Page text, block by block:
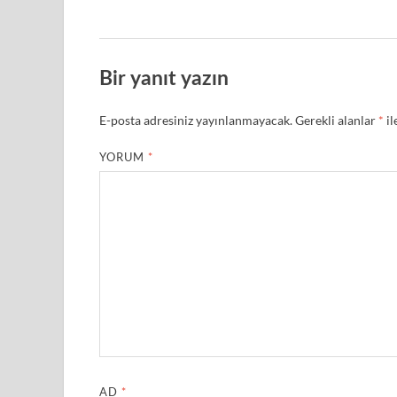
Bir yanıt yazın
E-posta adresiniz yayınlanmayacak.Gerekli alanlar *
YORUM *
AD *